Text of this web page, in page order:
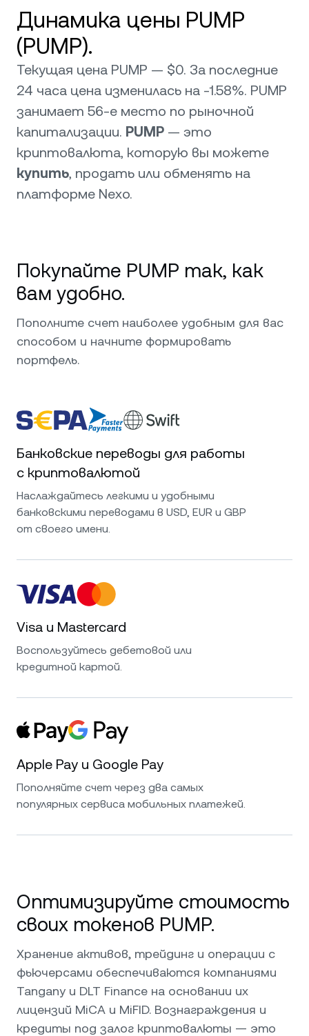
Динамика цены PUMP
(PUMP).
Текущая цена PUMP — $0. За последние
24 часа цена изменилась на -1.58%. PUMP
занимает 56-е место по рыночной
капитализации. PUMP — это
криптовалюта, которую вы можете
купить, продать или обменять на
платформе Nexo.
Покупайте PUMP так, как
вам удобно.
Пополните счет наиболее удобным для вас
способом и начните формировать
портфель.
Банковские переводы для работы
с криптовалютой
Наслаждайтесь легкими и удобными
банковскими переводами в USD, EUR и GBP
от своего имени.
Visa и Mastercard
Воспользуйтесь дебетовой или
кредитной картой.
Apple Pay и Google Pay
Пополняйте счет через два самых
популярных сервиса мобильных платежей.
Оптимизируйте стоимость
своих токенов PUMP.
Хранение активов, трейдинг и операции с
фьючерсами обеспечиваются компаниями
Tangany и DLT Finance на основании их
лицензий MiCA и MiFID. Вознаграждения и
кредиты под залог криптовалюты — это